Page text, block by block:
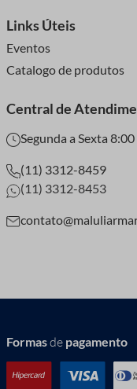
Links Úteis
Eventos
Catalogo de produtos
Central de
Segunda a Sexta
(11) 3312-8459
(11) 3312-8453
Formasde pagamento